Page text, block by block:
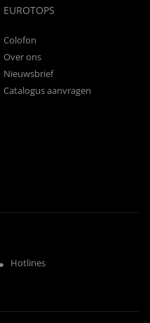
EUROTOPS
Colofon
Over ons
Nieuwsbrief
Catalogus aanvragen
Hotlines